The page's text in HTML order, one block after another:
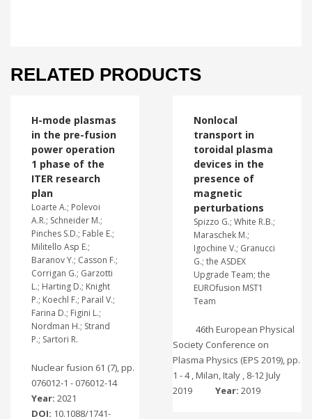
RELATED PRODUCTS
H-mode plasmas
in the pre-fusion
power operation
1 phase of the
ITER research
plan
Loarte A.; Polevoi
A.R.; Schneider M.;
Pinches S.D.; Fable E.;
Militello Asp E.;
Baranov Y.; Casson F.;
Corrigan G.; Garzotti
L.; Harting D.; Knight
P.; Koechl F.; Parail V.;
Farina D.; Figini L.;
Nordman H.; Strand
P.; Sartori R.
Nuclear fusion 61 (7), pp.
076012-1 - 076012-14
Year: 2021
DOI: 10.1088/1741-
Nonlocal
transport in
toroidal plasma
devices in the
presence of
magnetic
perturbations
Spizzo G.; White R.B.;
Maraschek M.;
Igochine V.; Granucci
G.; the ASDEX
Upgrade Team; the
EUROfusion MST1
Team
46th European Physical
Society Conference on
Plasma Physics (EPS 2019), pp.
1 - 4 , Milan, Italy , 8-12 July
2019
Year: 2019